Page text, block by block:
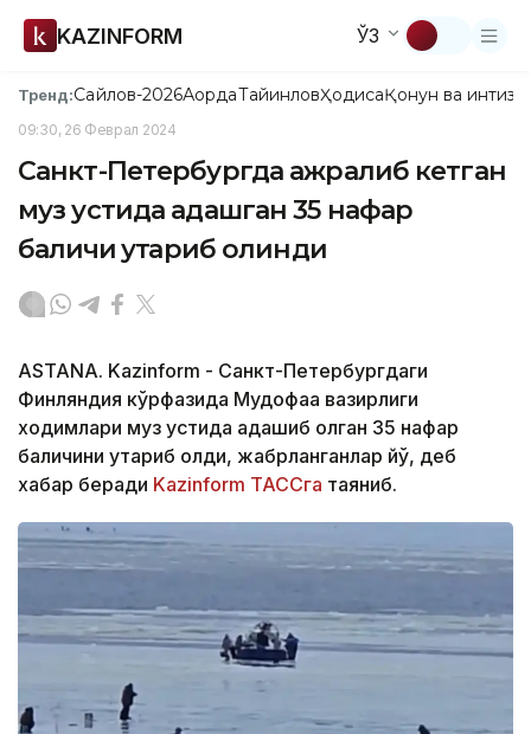
KAZINFORM ЎЗ
Тренд:Сайлов-2026АқордаТайинловҲодисаҚонун ва
09:30, 26 Феврал 2024
Санкт-Петербургда ажралиб кетган
муз устида адашган 35 нафар
балиқчи қутқариб олинди
ASTANA. Kazinform - Санкт-Петербургдаги
Финляндия кўрфазида Мудофаа вазирлиги
ходимлари муз устида адашиб қолган 35 нафар
балиқчини қутқариб олди, жабрланганлар йўқ, деб
хабар беради Kazinform ТАССга таяниб.